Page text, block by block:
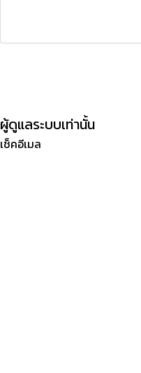
ผู้ดูแลระบบเท่านั้น
เช็คอีเมล